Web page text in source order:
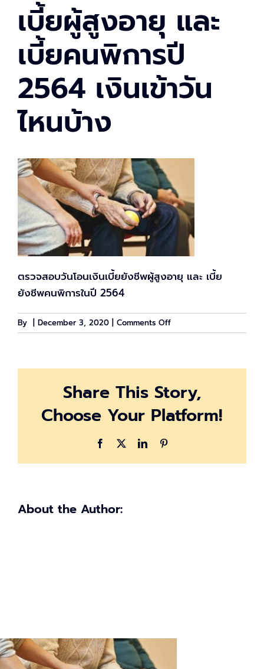
เบี้ยผู้สูงอายุ และ
เบี้ยคนพิการปี
2564 เงินเข้าวัน
ไหนบ้าง
ตรวจสอบวันโอนเงินเบี้ยยังชีพผู้สูงอายุ และ เบี้ย
ยังชีพคนพิการในปี 2564
By December 3, 2020 Comments Offon
เบี้ย
และ
เบี้ย
คน
เงิน
Share This Story,
Choose Your Platform!
Facebook LinkedIn
About the Author: